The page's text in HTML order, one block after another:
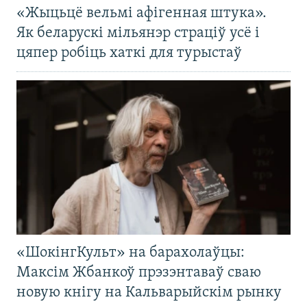
«Жыцьцё вельмі афігенная штука».
Як беларускі мільянэр страціў усё і
цяпер робіць хаткі для турыстаў
«ШокінгКульт» на барахолаўцы:
Максім Жбанкоў прэзэнтаваў сваю
новую кнігу на Кальварыйскім рынку